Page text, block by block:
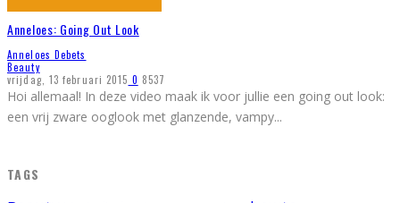
Anneloes: Going Out Look
Anneloes Debets
Beauty
vrijdag, 13 februari 2015 0 8537
Hoi allemaal! In deze video maak ik voor jullie een going out look:
een vrij zware ooglook met glanzende, vampy...
TAGS